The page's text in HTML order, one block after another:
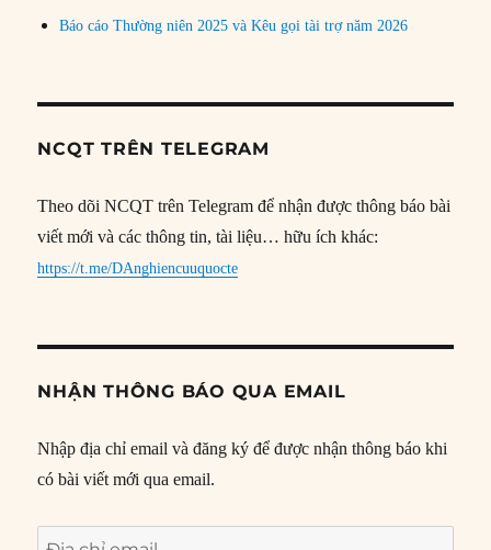
Báo cáo Thường niên 2025 và Kêu gọi tài trợ năm 2026
NCQT TRÊN TELEGRAM
Theo dõi NCQT trên Telegram để nhận được thông báo bài
viết mới và các thông tin, tài liệu… hữu ích khác:
https://t.me/DAnghiencuuquocte
NHẬN THÔNG BÁO QUA EMAIL
Nhập địa chỉ email và đăng ký để được nhận thông báo khi
có bài viết mới qua email.
Địa